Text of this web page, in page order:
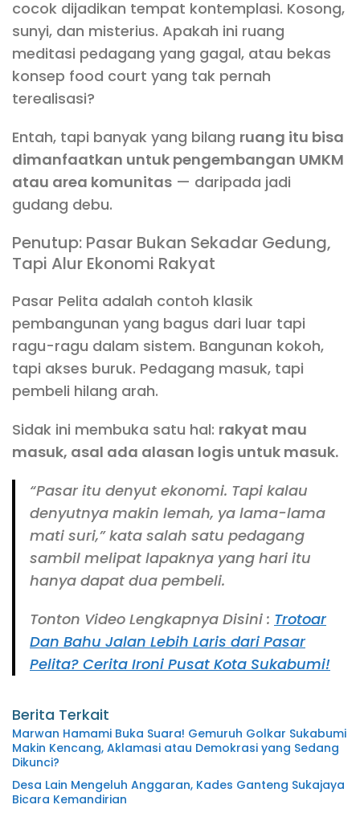
cocok dijadikan tempat kontemplasi. Kosong,
sunyi, dan misterius. Apakah ini ruang
meditasi pedagang yang gagal, atau bekas
konsep food court yang tak pernah
terealisasi?
Entah, tapi banyak yang bilang ruang itu bisa
dimanfaatkan untuk pengembangan UMKM
atau area komunitas — daripada jadi
gudang debu.
Penutup: Pasar Bukan Sekadar Gedung,
Tapi Alur Ekonomi Rakyat
Pasar Pelita adalah contoh klasik
pembangunan yang bagus dari luar tapi
ragu-ragu dalam sistem. Bangunan kokoh,
tapi akses buruk. Pedagang masuk, tapi
pembeli hilang arah.
Sidak ini membuka satu hal: rakyat mau
masuk, asal ada alasan logis untuk masuk.
“Pasar itu denyut ekonomi. Tapi kalau
denyutnya makin lemah, ya lama-lama
mati suri,” kata salah satu pedagang
sambil melipat lapaknya yang hari itu
hanya dapat dua pembeli.
Tonton Video Lengkapnya Disini : Trotoar
Dan Bahu Jalan Lebih Laris dari Pasar
Pelita? Cerita Ironi Pusat Kota Sukabumi!
Berita Terkait
Marwan Hamami Buka Suara! Gemuruh Golkar Sukabumi
Makin Kencang, Aklamasi atau Demokrasi yang Sedang
Dikunci?
Desa Lain Mengeluh Anggaran, Kades Ganteng Sukajaya
Bicara Kemandirian